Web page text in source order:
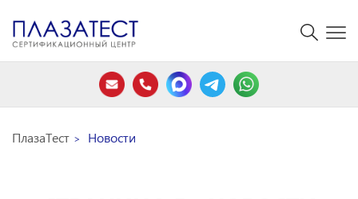
ПлазаТест Новости